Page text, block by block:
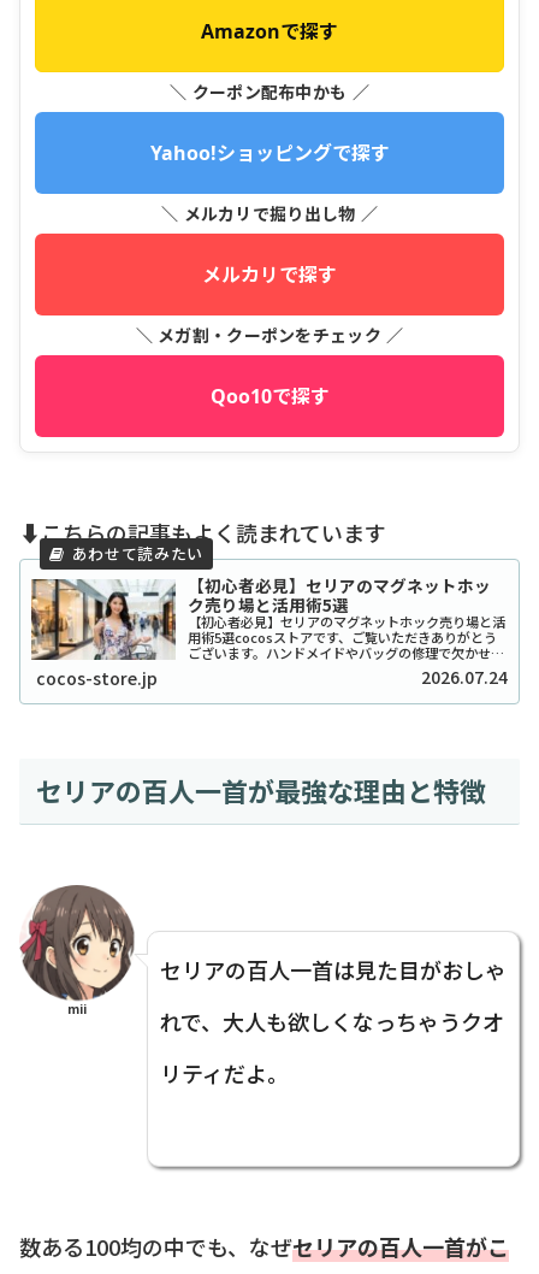
Amazonで探す
＼ クーポン配布中かも ／
Yahoo!ショッピングで探す
＼ メルカリで掘り出し物 ／
メルカリで探す
＼ メガ割・クーポンをチェック ／
Qoo10で探す
⬇️こちらの記事もよく読まれています
【初心者必見】セリアのマグネットホッ
ク売り場と活用術5選
【初心者必見】セリアのマグネットホック売り場と活
用術5選cocosストアです、ご覧いただきありがとう
ございます。ハンドメイドやバッグの修理で欠かせな
い「マグネットホック」ですが、いざセリアに行って
も「どこにあるの？」と迷ってしまう方が意外と...
cocos-store.jp 2026.07.24
セリアの百人一首が最強な理由と特徴
mii
セリアの百人一首は見た目がおしゃ
れで、大人も欲しくなっちゃうクオ
リティだよ。
数ある100均の中でも、なぜセリアの百人一首がこ